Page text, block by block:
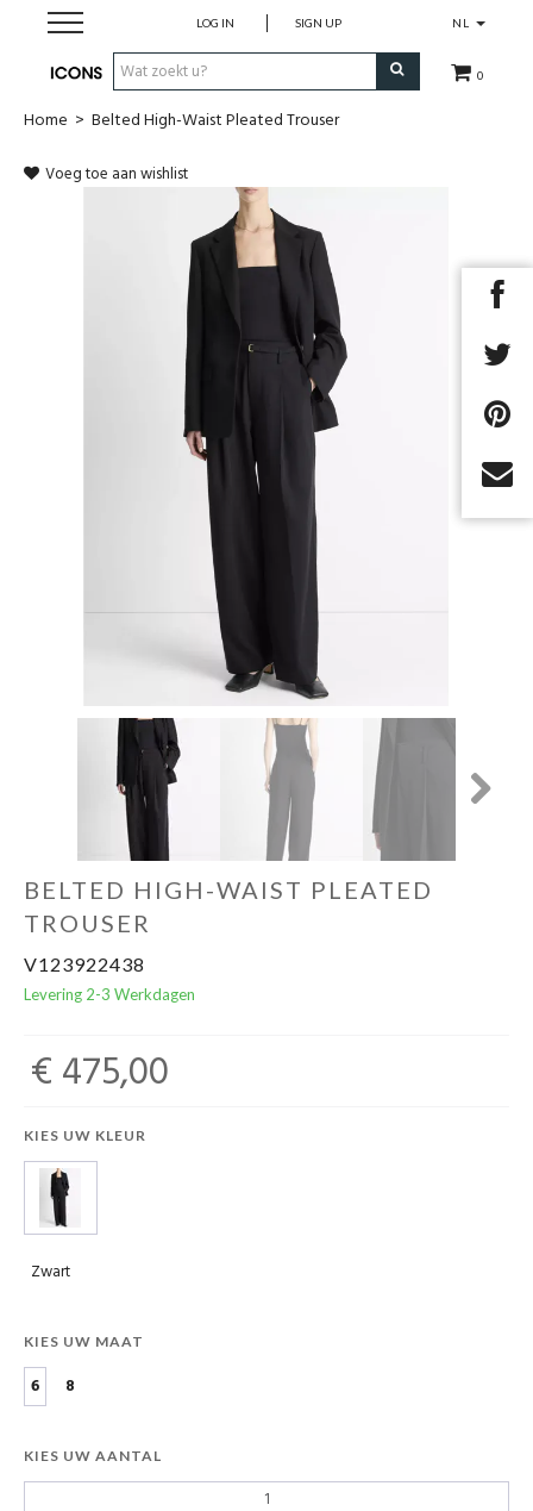
NL
0
LOG IN SIGN UP
Herenkleding
Home > Belted High-Waist Pleated Trouser
Voeg toe aan wishlist
Next
BELTED HIGH-WAIST PLEATED
TROUSER
V123922438
Levering 2-3 Werkdagen
€ 475,00
KIES UW KLEUR
Zwart
KIES UW MAAT
6 8
KIES UW AANTAL